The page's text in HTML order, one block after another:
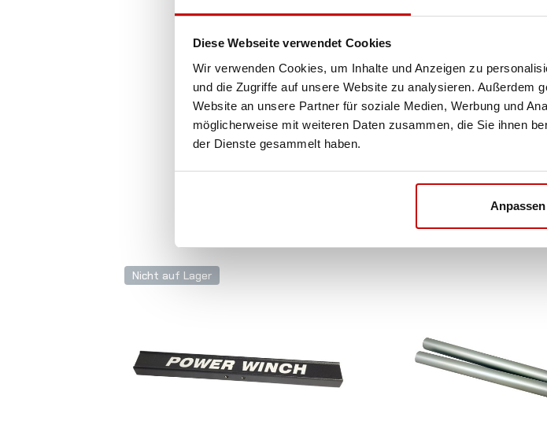
Diese Webseite verwendet Cookies
Wir verwenden Cookies, um Inhalte und Anzeigen zu
und die Zugriffe auf unsere Website zu analysieren. Außerdem
Website an unsere Partner für soziale Medien, Werbung und
möglicherweise mit weiteren Daten zusammen, die Sie ihnen
der Dienste gesammelt haben.
Anpassen
ALLE BESTELLUNGEN IN
IHNEN INNERHALB
KURIER
SEE
Nicht auf Lager